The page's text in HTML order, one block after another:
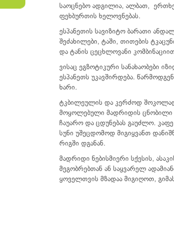
საოცნებო ადგილია, ალბათ,
ფეხბურთის ხელოვნებას.
ესპანეთის სავიზიტო ბარათი
შეძახილები, ტაში, თითების
და ტანის ცეცხლოვანი
ვისაც ეგზოტიკური სანახაობები
ესპანეთს უკავშირდება.
ხარი.
ტკბილეულის და კერძოდ
მოყოლებული მადრიდის ცნობილი
ჩაუარო და ცდუნებას გაუძლო.
სუნი უშეცდომოდ მიგიყვანთ
რიგში დგანან.
მადრიდი ნებისმიერი სქესის,
მეგობრებთან ან საყვარელ
ყოველთვის მზადაა მიგიღოთ,